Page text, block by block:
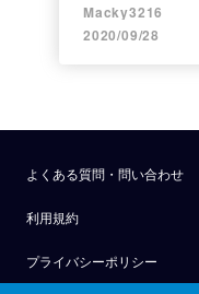
Macky3216
2020/09/28
よくある質問・問い合わせ
利用規約
プライバシーポリシー